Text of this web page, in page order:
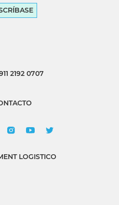
2192 0707
LOGISTICO